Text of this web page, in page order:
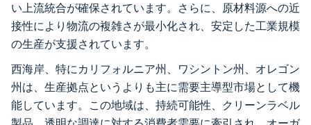
い上流統合が確保されています。さらに、原材料源への近
接性により物流の複雑さが最小化され、安定した工業規模
の生産が支援されています。
西海岸、特にカリフォルニア州、ワシントン州、オレゴン
州は、生産拠点というよりも主に需要主導型市場として機
能しています。この地域は、持続可能性、クリーンラベル